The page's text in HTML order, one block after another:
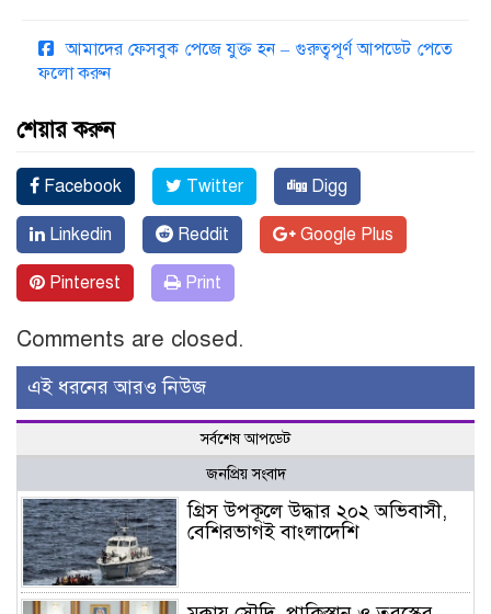
আমাদের ফেসবুক পেজে যুক্ত হন – গুরুত্বপূর্ণ আপডেট পেতে
ফলো করুন
শেয়ার করুন
Facebook Twitter Digg
Linkedin Reddit Google Plus
Pinterest Print
Comments are closed.
এই ধরনের আরও নিউজ
সর্বশেষ আপডেট
জনপ্রিয় সংবাদ
গ্রিস উপকূলে উদ্ধার ২০২ অভিবাসী,
বেশিরভাগই বাংলাদেশি